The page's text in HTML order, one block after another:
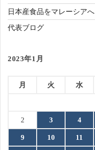
日本産食品をマレーシアへ
代表ブログ
2023年1月
月 火 水
2 3 4
9 10 11